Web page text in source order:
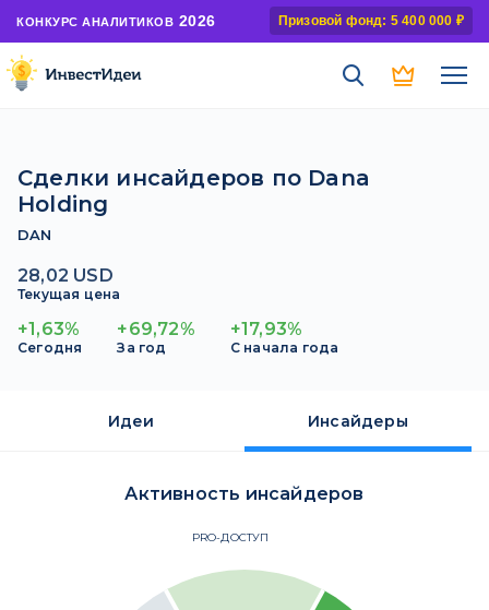
КОНКУРС АНАЛИТИКОВ 2026 Призовой фонд: 5 400 000 ₽
Сделки инсайдеров по Dana
Holding
DAN
28,02 USD
Текущая цена
+1,63%
Сегодня
+69,72%
За год
+17,93%
С начала года
Идеи Инсайдеры
Активность инсайдеров
PRO-ДОСТУП